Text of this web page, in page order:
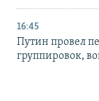
16:45
Путин провел
группировок,